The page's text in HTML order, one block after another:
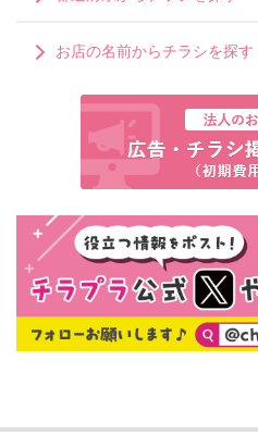
お店の名前からチラシを探す